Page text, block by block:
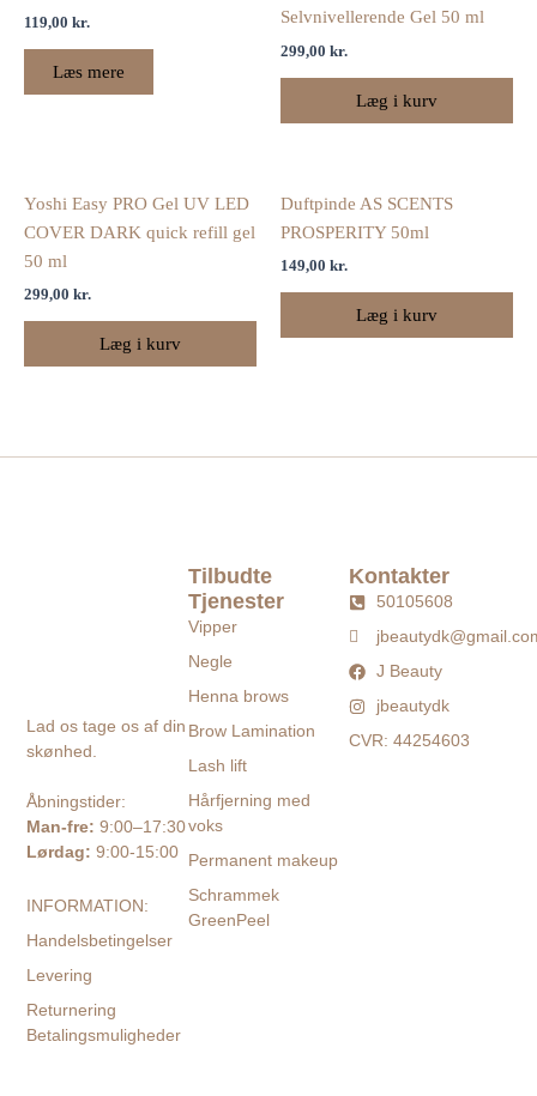
119,00 kr.
Læs mere
Selvnivellerende Gel 50 ml
299,00 kr.
Læg i kurv
Yoshi Easy PRO Gel UV LED
COVER DARK quick refill gel
50 ml
299,00 kr.
Læg i kurv
Duftpinde AS SCENTS
PROSPERITY 50ml
149,00 kr.
Læg i kurv
Lad os tage os af din
skønhed.
Åbningstider:
Man-fre:9:00–17:30
Lørdag: 9:00-15:00
INFORMATION:
Handelsbetingelser
Levering
Returnering
Betalingsmuligheder
Tilbudte
Tjenester
Vipper
Negle
Henna brows
Brow Lamination
Lash lift
Hårfjerning med
voks
Permanent makeup
Schrammek
GreenPeel
Kontakter
50105608
J Beauty
jbeautydk
CVR: 44254603